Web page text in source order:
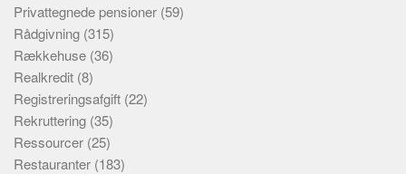
Privattegnede pensioner (59)
Rådgivning (315)
Rækkehuse (36)
Realkredit (8)
Registreringsafgift (22)
Rekruttering (35)
Ressourcer (25)
Restauranter (183)